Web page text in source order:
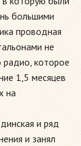
большими
проводная
не
радио, которое
1,5 месяцев
на
и ряд
и занял